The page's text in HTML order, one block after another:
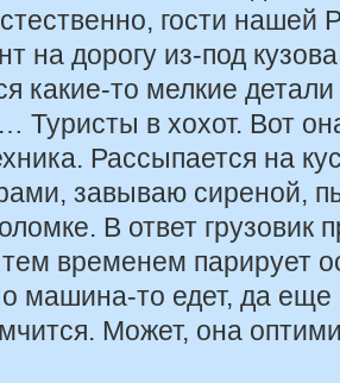
гости нашей
на дорогу из-под
какие-то мелкие
Туристы в хохот. Вот
Рассыпается на
завываю сиреной,
В ответ грузовик
временем парирует
машина-то едет, да еще
Может, она